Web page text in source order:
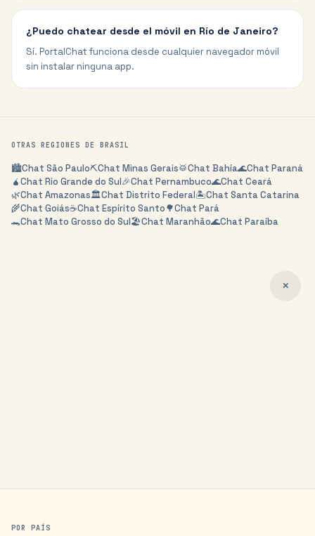
¿Puedo chatear desde el móvil en Río de Janeiro?
Sí. PortalChat funciona desde cualquier navegador móvil
sin instalar ninguna app.
OTRAS REGIONES DE BRASIL
🏙️Chat São Paulo⛏️Chat Minas Gerais🥁Chat Bahía🌊Chat Paraná
🧉Chat Rio Grande do Sul🎉Chat Pernambuco🌊Chat Ceará
🌿Chat Amazonas🏛️Chat Distrito Federal🏝️Chat Santa Catarina
🌾Chat Goiás☕Chat Espírito Santo🌳Chat Pará
🐊Chat Mato Grosso do Sul🏖️Chat Maranhão🌊Chat Paraíba
✕
POR PAÍS